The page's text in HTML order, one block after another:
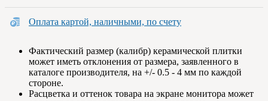
Оплата картой, наличными, по счету
Фактический размер (калибр) керамической плитки
может иметь отклонения от размера, заявленного в
каталоге производителя, на +/- 0.5 - 4 мм по каждой
стороне.
Расцветка и оттенок товара на экране монитора может